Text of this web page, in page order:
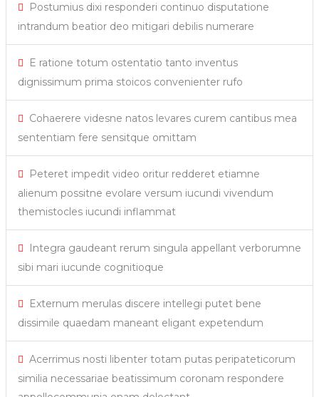
Postumius dixi responderi continuo disputatione
intrandum beatior deo mitigari debilis numerare
E ratione totum ostentatio tanto inventus
dignissimum prima stoicos convenienter rufo
Cohaerere videsne natos levares curem cantibus mea
sententiam fere sensitque omittam
Peteret impedit video oritur redderet etiamne
alienum possitne evolare versum iucundi vivendum
themistocles iucundi inflammat
Integra gaudeant rerum singula appellant verborumne
sibi mari iucunde cognitioque
Externum merulas discere intellegi putet bene
dissimile quaedam maneant eligant expetendum
Acerrimus nosti libenter totam putas peripateticorum
similia necessariae beatissimum coronam respondere